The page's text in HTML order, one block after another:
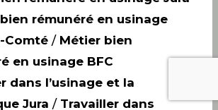
rémunéré en usinage
Comté / Métier bien
en usinage BFC
dans l’usinage et la
Jura / Travailler dans